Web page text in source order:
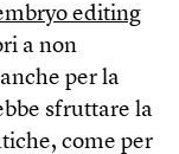
editing
a non
per la
sfruttare la
come per